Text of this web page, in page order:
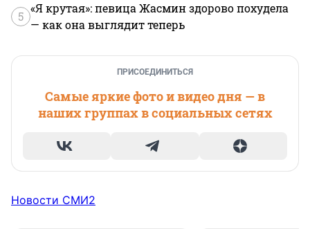
5
«Я крутая»: певица Жасмин здорово похудела
— как она выглядит теперь
ПРИСОЕДИНИТЬСЯ
Самые яркие фото и видео дня — в
наших группах в социальных сетях
Новости СМИ2